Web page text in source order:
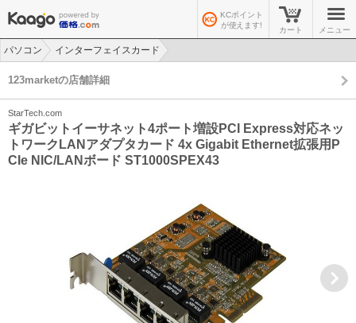
KCポイント
が使えます!
カート メニュー
パソコン
インターフェイスカード
123marketの店舗詳細
StarTech.com
ギガビットイーサネット4ポート増設PCI Express対応ネッ
トワークLANアダプタカード 4x Gigabit Ethernet拡張用P
CIe NIC/LANボード ST1000SPEX43